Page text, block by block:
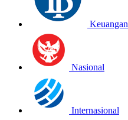
Keuangan
Nasional
Internasional